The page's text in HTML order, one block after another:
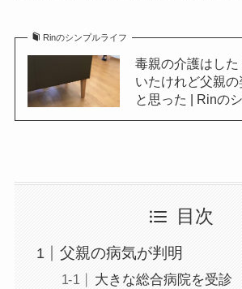
Rinのシンプルライフ
毒親の介護はし
いたけれど父親の
と思った | Rinの
目次
父親の病気が判明
大きな総合病院を受診